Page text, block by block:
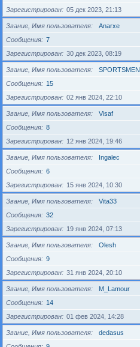
Зарегистрирован
05 дек 2023, 21:13
Звание, Имя пользователя
Anarxe
Сообщения
7
Зарегистрирован
30 дек 2023, 08:19
Звание, Имя пользователя
SPORTSMEN
Сообщения
15
Зарегистрирован
02 янв 2024, 22:10
Звание, Имя пользователя
Visaf
Сообщения
8
Зарегистрирован
12 янв 2024, 19:46
Звание, Имя пользователя
Ingalec
Сообщения
6
Зарегистрирован
15 янв 2024, 10:30
Звание, Имя пользователя
Vita33
Сообщения
32
Зарегистрирован
19 янв 2024, 07:13
Звание, Имя пользователя
Olesh
Сообщения
9
Зарегистрирован
31 янв 2024, 20:10
Звание, Имя пользователя
M_Lamour
Сообщения
14
Зарегистрирован
01 фев 2024, 14:28
Звание, Имя пользователя
dedasus